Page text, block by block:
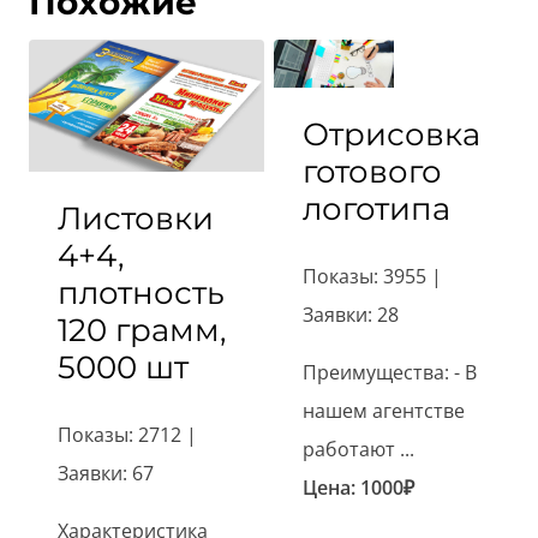
Листовки
4+4,
плотность
120 грамм,
5000 шт
Показы: 2712 |
Заявки: 67
Характеристика
Отрисовка
готового
логотипа
Показы: 3955 |
Заявки: 28
Преимущества: - В
нашем агентстве
работают ...
Цена: 1000₽